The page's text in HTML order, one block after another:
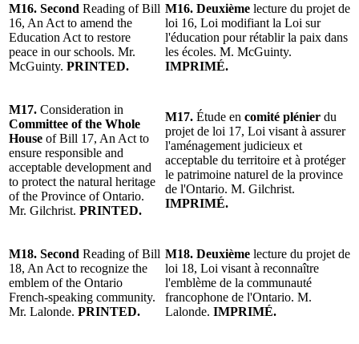
M16. Second Reading of Bill
16, An Act to amend the
Education Act to restore
peace in our schools. Mr.
McGuinty. PRINTED.
M16. Deuxième lecture du projet de
loi 16, Loi modifiant la Loi sur
l'éducation pour rétablir la paix dans
les écoles. M. McGuinty.
IMPRIMÉ.
M17. Consideration in
Committee of the Whole
House of Bill 17, An Act to
ensure responsible and
acceptable development and
to protect the natural heritage
of the Province of Ontario.
Mr. Gilchrist. PRINTED.
M17. Étude en comité plénier du
projet de loi 17, Loi visant à assurer
l'aménagement judicieux et
acceptable du territoire et à protéger
le patrimoine naturel de la province
de l'Ontario. M. Gilchrist.
IMPRIMÉ.
M18. Second Reading of Bill
18, An Act to recognize the
emblem of the Ontario
French-speaking community.
Mr. Lalonde. PRINTED.
M18. Deuxième lecture du projet de
loi 18, Loi visant à reconnaître
l'emblème de la communauté
francophone de l'Ontario. M.
Lalonde. IMPRIMÉ.